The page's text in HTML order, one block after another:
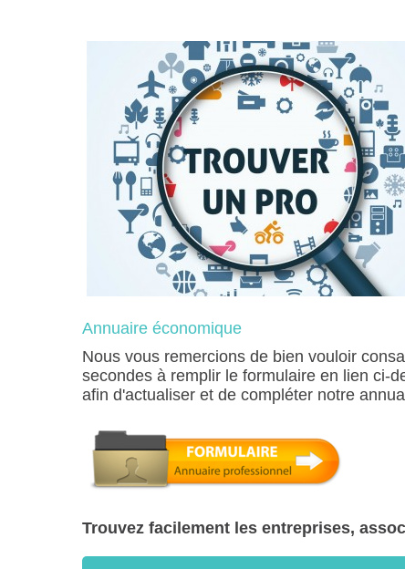
Annuaire économique
Nous vous remercions de bien vouloir
secondes à remplir le formulaire en lien ci-
afin d'actualiser et de compléter notre
Trouvez facilement les entreprises,